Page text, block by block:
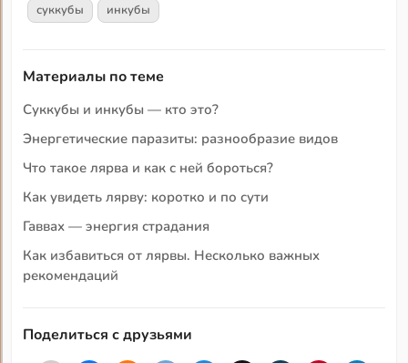
суккубы инкубы
Материалы по теме
Суккубы и инкубы — кто это?
Энергетические паразиты: разнообразие видов
Что такое лярва и как с ней бороться?
Как увидеть лярву: коротко и по сути
Гаввах — энергия страдания
Как избавиться от лярвы. Несколько важных
рекомендаций
Поделиться с друзьями